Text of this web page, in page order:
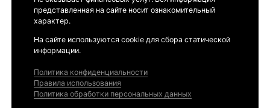
представленная на сайте носит ознакомительный
характер.
На сайте используются cookie для сбора статической
информации.
Политика конфиденциальности
Правила использования
Политика обработки персональных данных